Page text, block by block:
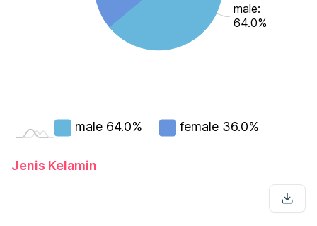
male:
64.0%
male 64.0% female 36.0%
Jenis Kelamin